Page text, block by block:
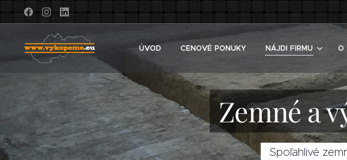
ÚVOD CENOVÉ PONUKY NÁJDI FIRMU O
Zemné a
Spoľahlivé